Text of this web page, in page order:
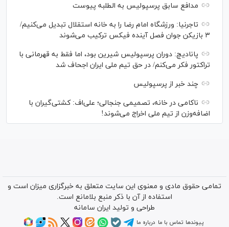
مدافع سابق پرسپولیس به الطلبه پیوست
تاجرنیا: ورزشگاه امام رضا را به خانه استقلال تبدیل می‌کنیم/
۳ بازیکن جوان فصل آینده فیکس ترکیب می‌شوند
پانادیچ: دوران پرسپولیس شیرین بود، اما فقط به قهرمانی با
تراکتور فکر می‌کنم/ در حق تیم ملی ایران اجحاف شد
چند خبر از پرسپولیس
ناکامی در خانه، تصمیمی جنجالی؛ علی‌اف: کشتی‌گیران با
اضافه‌وزن از تیم ملی اخراج می‌شوند!
تمامی حقوق مادی و معنوی این سایت متعلق به خبرگزاری میزان است و
استفاده از آن با ذکر منبع بلامانع است.
طراحی و تولید ایران سامانه
پیوندها تماس با ما درباره ما